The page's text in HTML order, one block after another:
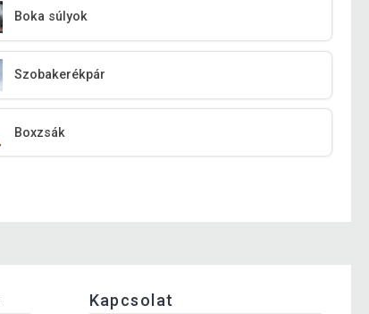
Boka súlyok
Szobakerékpár
Boxzsák
Kapcsolat